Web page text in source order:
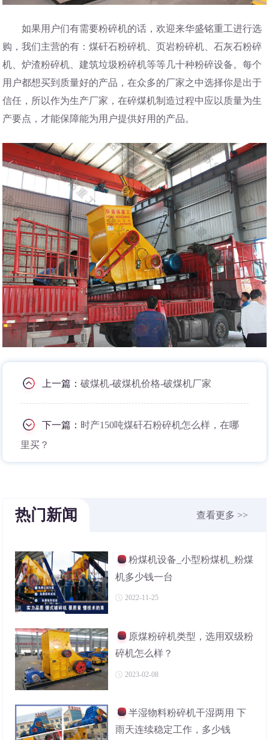
如果用户们有需要粉碎机的话，欢迎来华盛铭重工进行选
购，我们主营的有：煤矸石粉碎机、页岩粉碎机、石灰石粉碎
机、炉渣粉碎机、建筑垃圾粉碎机等等几十种粉碎设备。每个
用户都想买到质量好的产品，在众多的厂家之中选择你是出于
信任，所以作为生产厂家，在碎煤机制造过程中应以质量为生
产要点，才能保障能为用户提供好用的产品。
上一篇：破煤机-破煤机价格-破煤机厂家
下一篇： 时产150吨煤矸石粉碎机怎么样，在哪
里买？
热门新闻 查看更多 >>
粉煤机设备_小型粉煤机_粉煤
机多少钱一台
2022-11-25
原煤粉碎机类型，选用双级粉
碎机怎么样？
2023-02-08
半湿物料粉碎机干湿两用 下
雨天连续稳定工作，多少钱